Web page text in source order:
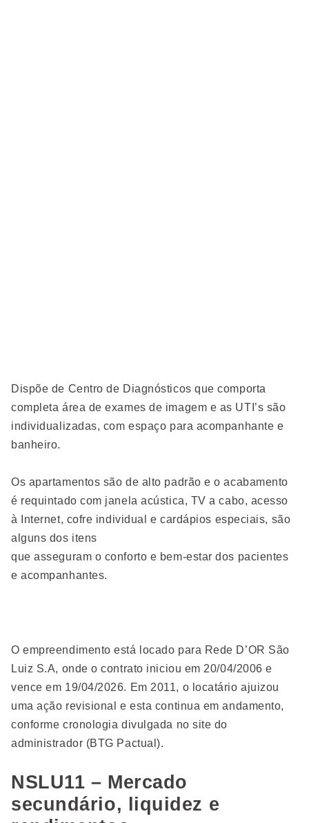
Dispõe de Centro de Diagnósticos que comporta
completa área de exames de imagem e as UTI’s são
individualizadas, com espaço para acompanhante e
banheiro.
Os apartamentos são de alto padrão e o acabamento
é requintado com janela acústica, TV a cabo, acesso
à Internet, cofre individual e cardápios especiais, são
alguns dos itens
que asseguram o conforto e bem-estar dos pacientes
e acompanhantes.
O empreendimento está locado para Rede D’OR São
Luiz S.A, onde o contrato iniciou em 20/04/2006 e
vence em 19/04/2026. Em 2011, o locatário ajuizou
uma ação revisional e esta continua em andamento,
conforme cronologia divulgada no site do
administrador (BTG Pactual).
NSLU11 – Mercado
secundário, liquidez e